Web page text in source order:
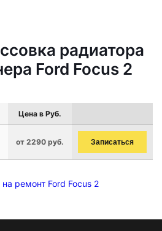
радиатора
Ford Focus 2
Цена в Руб.
от 2290 руб. Записаться
ремонт Ford Focus 2